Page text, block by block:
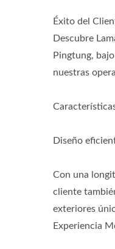
Éxito del
Descubre
Pingtung,
nuestras
Diseño
Con una
cliente
exteriores
Experiencia
Barco De